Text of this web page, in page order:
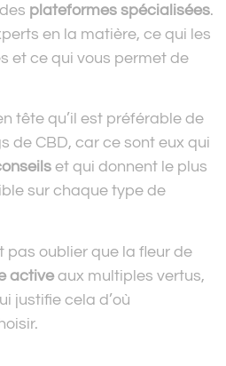
plateformes spécialisées.
en la matière, ce qui les
et ce qui vous permet de
tête qu’il est préférable de
de CBD, car ce sont eux qui
et qui donnent le plus
sur chaque type de
pas oublier que la fleur de
activeaux multiples vertus,
justifie cela d’où